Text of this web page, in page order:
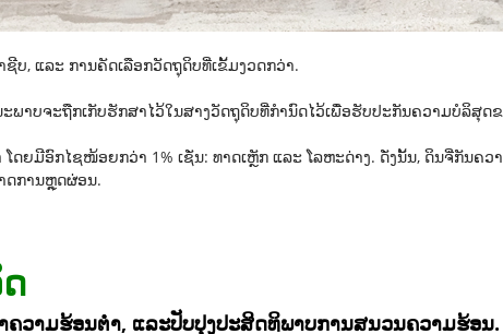
, ແລະ ການຄັດເລືອກວັດຖຸດິບທີ່ເຂັ້ມງວດກວ່າ.
າບຈະຖືກເກັບຮັກສາໄວ້ໃນສາງວັດຖຸດິບທີ່ກຳນົດໄວ້ເພື່ອຮັບປະກັນຄວາມບໍລິສຸດ
ຍມີອົກໄຊໜ້ອຍກວ່າ 1% ເຊັ່ນ: ທາດເຫຼັກ ແລະ ໂລຫະດ່າງ. ດັ່ງນັ້ນ, ດິນຈີ່ກັນຄວາ
ດການຫຼຸດຜ່ອນ.
ວາມຮ້ອນຕໍ່າ, ແລະປັບປຸງປະສິດທິພາບການສນວນຄວາມຮ້ອນ.